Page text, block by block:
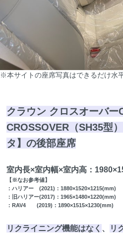
※本サイトの座席写真はできるだけ水
クラウン クロスオーバー
CROSSOVER（SH35型
タ】の後部座席
室内長×室内幅×室内高：
【※なお参考値】
：ハリアー (2021)：1880×1520×1215(mm)
：旧ハリアー(2017)：1965×1480×1220(mm)
：RAV4 (2019)：1890×1515×1230(mm)
リクライニング機能はなく 、 リ